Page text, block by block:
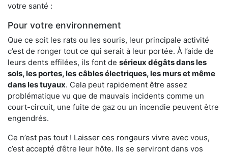
votre santé :
Pour votre environnement
Que ce soit les rats ou les souris, leur principale activité
c’est de ronger tout ce qui serait à leur portée. À l’aide de
leurs dents effilées, ils font de sérieux dégâts dans les
sols, les portes, les câbles électriques, les murs et même
dans les tuyaux. Cela peut rapidement être assez
problématique vu que de mauvais incidents comme un
court-circuit, une fuite de gaz ou un incendie peuvent être
engendrés.
Ce n’est pas tout ! Laisser ces rongeurs vivre avec vous,
c’est accepté d’être leur hôte. Ils se serviront dans vos